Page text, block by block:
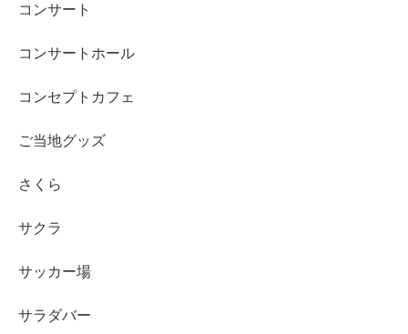
コンサート
コンサートホール
コンセプトカフェ
ご当地グッズ
さくら
サクラ
サッカー場
サラダバー